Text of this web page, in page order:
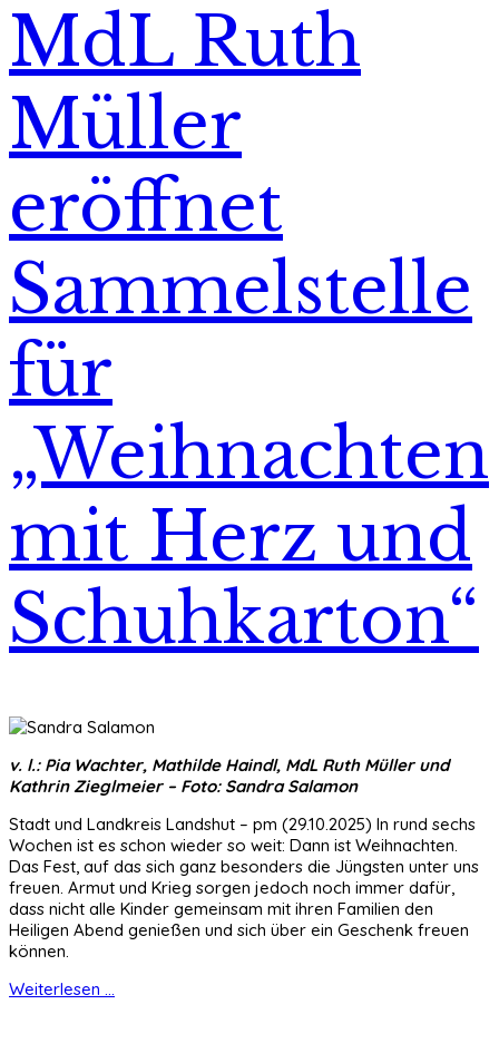
MdL Ruth
Müller
eröffnet
Sammelstelle
für
„Weihnachten
mit Herz und
Schuhkarton“
v. l.: Pia Wachter, Mathilde Haindl, MdL Ruth Müller und
Kathrin Zieglmeier – Foto: Sandra Salamon
Stadt und Landkreis Landshut – pm (29.10.2025) In rund sechs
Wochen ist es schon wieder so weit: Dann ist Weihnachten.
Das Fest, auf das sich ganz besonders die Jüngsten unter uns
freuen. Armut und Krieg sorgen jedoch noch immer dafür,
dass nicht alle Kinder gemeinsam mit ihren Familien den
Heiligen Abend genießen und sich über ein Geschenk freuen
können.
Weiterlesen ...